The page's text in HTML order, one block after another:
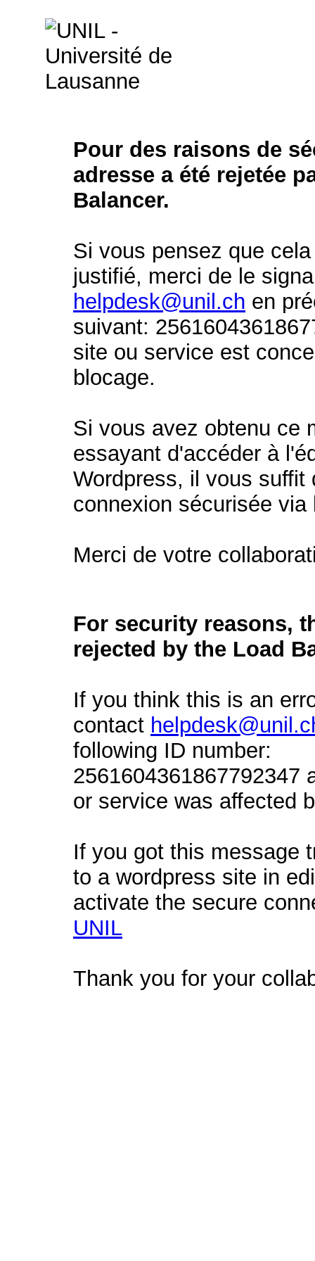
Pour des raisons de
adresse a été rejetée
Balancer.
Si vous pensez que
justifié, merci de le
helpdesk@unil.ch en
suivant:
site ou service est
blocage.
Si vous avez obtenu ce
essayant d'accéder à
Wordpress, il vous suffit
connexion sécurisée
Merci de votre
For security reasons,
rejected by the Load
If you think this is an
contact
following ID number:
2561604361867792347
or service was affected
If you got this message
to a wordpress site in
activate the secure
UNIL
Thank you for your